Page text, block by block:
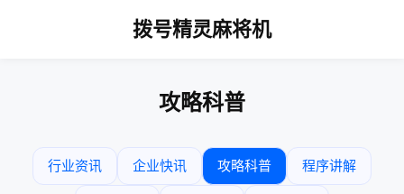
拨号精灵麻将机
攻略科普
行业资讯 企业快讯 攻略科普 程序讲解